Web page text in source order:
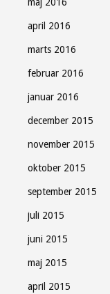
april 2016
marts 2016
februar 2016
januar 2016
december 2015
november 2015
oktober 2015
september 2015
juli 2015
juni 2015
maj 2015
april 2015